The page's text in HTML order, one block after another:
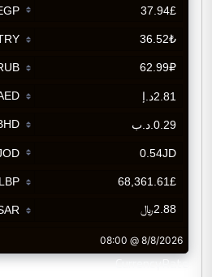
CurrencyRate